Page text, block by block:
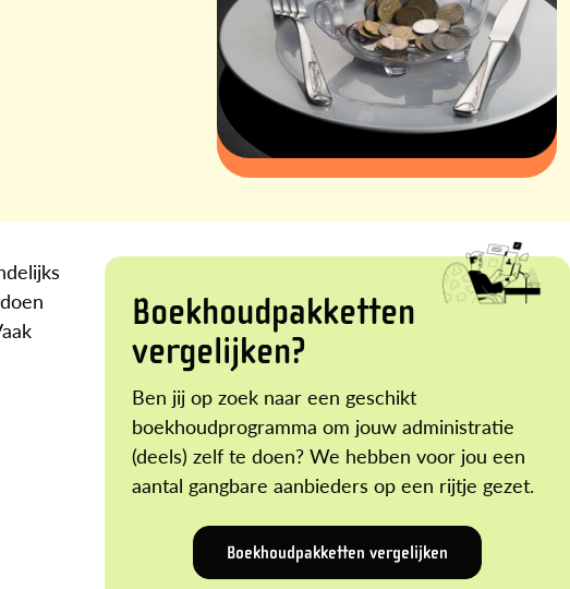
Boekhoudpakketten
vergelijken?
Ben jij op zoek naar een geschikt
boekhoudprogramma om jouw administratie
(deels) zelf te doen? We hebben voor jou een
aantal gangbare aanbieders op een rijtje gezet.
Boekhoudpakketten vergelijken